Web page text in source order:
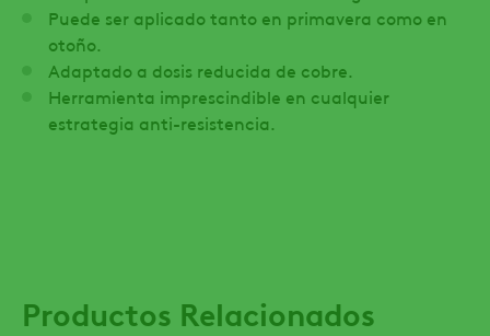
Puede ser aplicado tanto en primavera como en
otoño.
Adaptado a dosis reducida de cobre.
Herramienta imprescindible en cualquier
estrategia anti-resistencia.
Productos Relacionados